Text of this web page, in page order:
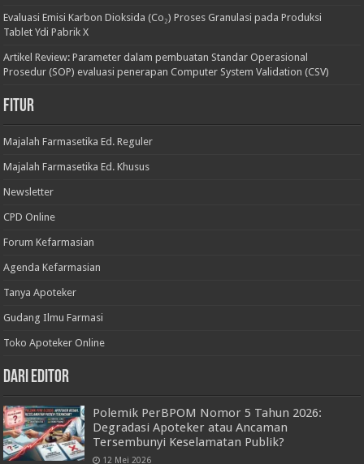
Evaluasi Emisi Karbon Dioksida (Co₂) Proses Granulasi pada Produksi
Tablet Ydi Pabrik X
Artikel Review: Parameter dalam pembuatan Standar Operasional
Prosedur (SOP) evaluasi penerapan Computer System Validation (CSV)
Fitur
Majalah Farmasetika Ed. Reguler
Majalah Farmasetika Ed. Khusus
Newsletter
CPD Online
Forum Kefarmasian
Agenda Kefarmasian
Tanya Apoteker
Gudang Ilmu Farmasi
Toko Apoteker Online
Dari Editor
Polemik PerBPOM Nomor 5 Tahun 2026:
Degradasi Apoteker atau Ancaman
Tersembunyi Keselamatan Publik?
12 Mei 2026